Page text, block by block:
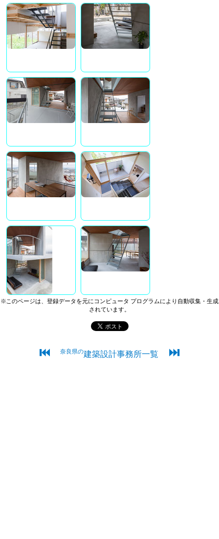
※このページは、登録データを元にコンピュータ プログラムにより自動収集・生成
されています。
⏮ 奈良県の建築設計事務所一覧 ⏭